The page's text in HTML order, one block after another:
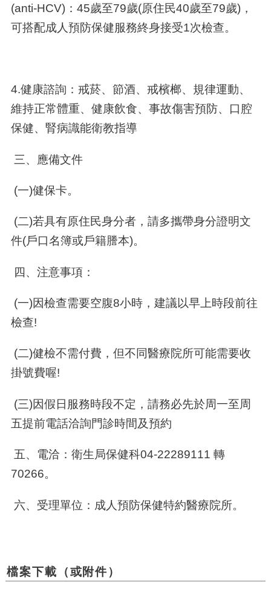
(anti-HCV)：45歲至79歲(原住民40歲至79歲)，
可搭配成人預防保健服務終身接受1次檢查。
4.健康諮詢：戒菸、節酒、戒檳榔、規律運動、
維持正常體重、健康飲食、事故傷害預防、口腔
保健、腎病識能衛教指導
三、應備文件
(一)健保卡。
(二)若具有原住民身分者，請多攜帶身分證明文
件(戶口名簿或戶籍謄本)。
四、注意事項：
(一)因檢查需要空腹8小時，建議以早上時段前往
檢查!
(二)健檢不需付費，但不同醫療院所可能需要收
掛號費喔!
(三)因假日服務時段不定，請務必先於周一至周
五提前電話洽詢門診時間及預約
五、電洽：衛生局保健科04-22289111 轉
70266。
六、受理單位：成人預防保健特約醫療院所。
檔案下載（或附件）